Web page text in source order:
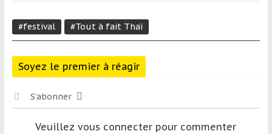
#festival #Tout à fait Thaï
Soyez le premier à réagir
S’abonner
Veuillez vous connecter pour commenter